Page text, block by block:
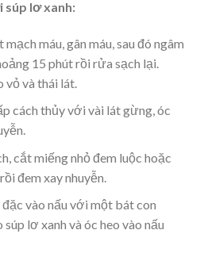
súp lơ xanh:
máu, gân máu, sau đó ngâm
15 phút rồi rửa sạch lại.
vỏ và thái lát.
cách thủy với vài lát gừng, óc
cắt miếng nhỏ đem luộc hoặc
đem xay nhuyễn.
đặc vào nấu với một bát con
lơ xanh và óc heo vào nấu